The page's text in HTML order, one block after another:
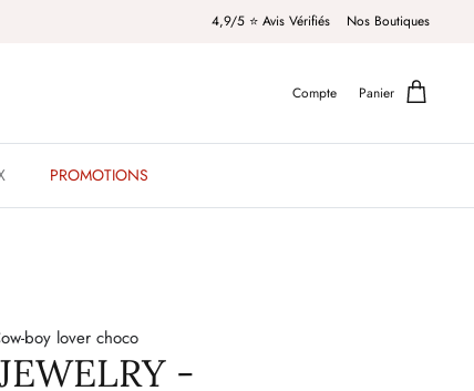
4,9/5 ⭐️ Avis Vérifiés Nos Boutiques
Compte Panier
PROMOTIONS
boy lover choco
-